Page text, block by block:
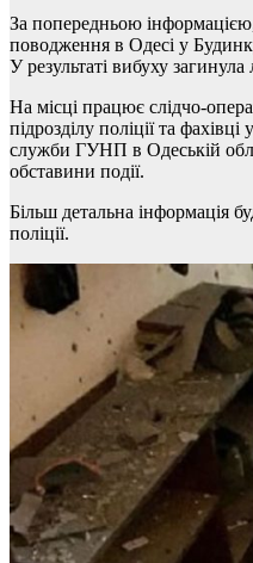
За попередньою
поводження в Одесі у
У результаті вибуху
На місці працює слідчо-
підрозділу поліції та
служби ГУНП в Одеській
обставини події.
Більш детальна інформація
поліції.